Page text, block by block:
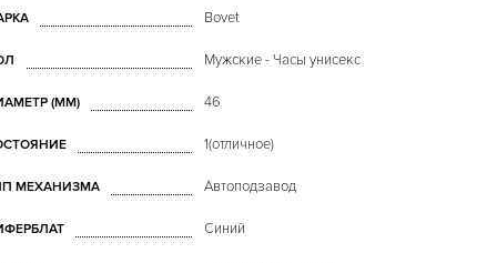
Bovet
Мужские - Часы унисекс
(MM) 46
1(отличное)
МЕХАНИЗМА Автоподзавод
Синий